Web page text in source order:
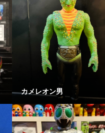
カメレオン男